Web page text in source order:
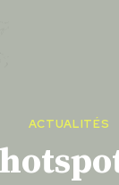
ACTUALITÉS